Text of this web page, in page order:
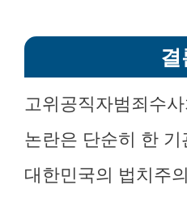
결
고위공직자범죄수
논란은 단순히 한
대한민국의 법치주